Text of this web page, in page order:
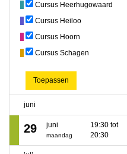
Cursus Heerhugowaard
Cursus Heiloo
Cursus Hoorn
Cursus Schagen
Toepassen
juni
29 juni
maandag
19:30 tot
20:30